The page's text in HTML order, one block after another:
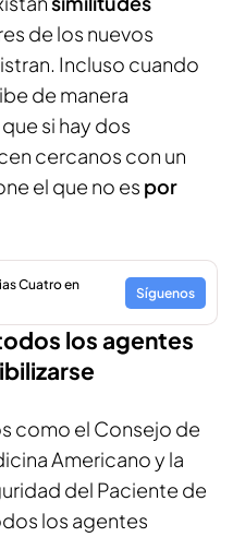
de los nuevos
Incluso cuando
de manera
si hay dos
cercanos con un
el que no es por
Cuatro en
Síguenos
los agentes
como el Consejo de
Americano y la
del Paciente de
los agentes